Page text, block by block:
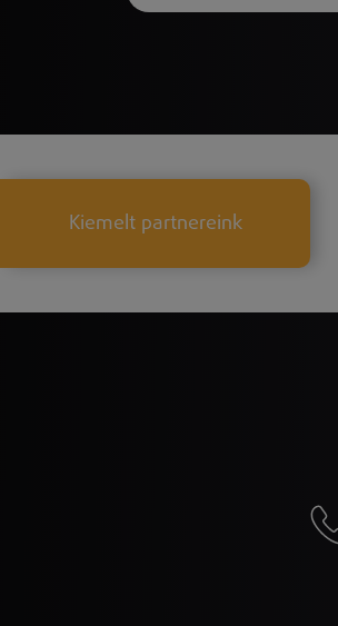
Kiemelt partnereink